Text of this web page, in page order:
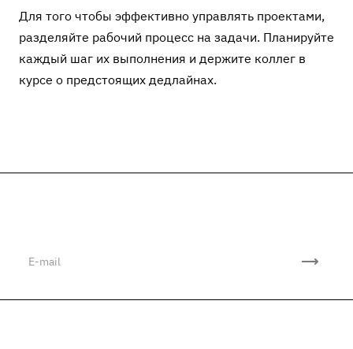
Для того чтобы эффективно управлять проектами,
разделяйте рабочий процесс на задачи. Планируйте
каждый шаг их выполнения и держите коллег в
курсе о предстоящих дедлайнах.